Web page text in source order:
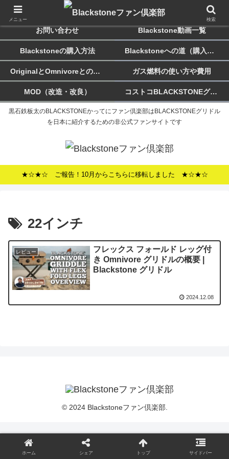
黒石鉄板太のBLACKSTONEかってにファン倶楽部はBLACKSTONEグリドル
を日本に紹介するための非公式ファンサイトです
ホーム Blackstoneのススメ
お問い合わせ Blackstone動画一覧
Blackstoneの購入方法 Blackstoneへの道（購入記）
OriginalとOmnivoreとの違い ガス燃料の使い方や費用
MOD（改造・改良） コストコBLACKSTONEグリドルについて
★☆★☆ ご報告！10月からこちらに移転しました ★☆★☆
22インチ
レビュー
フレックス フォールド レッグ付
き Omnivore グリドルの概要 |
Blackstone グリドル
2024.12.08
© 2024 Blackstoneファン倶楽部.
メニュー 検索
ホーム シェア トップ サイドバー